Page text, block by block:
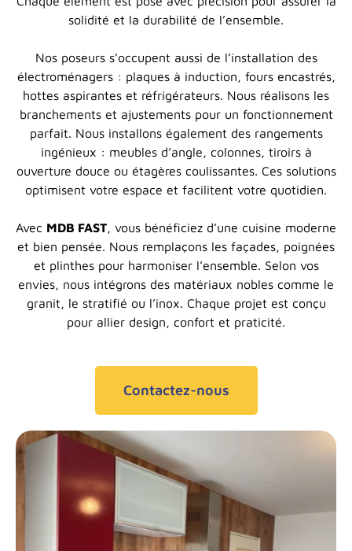
solidité et la durabilité de l’ensemble.
Nos poseurs s’occupent aussi de l’installation des
électroménagers : plaques à induction, fours encastrés,
hottes aspirantes et réfrigérateurs. Nous réalisons les
branchements et ajustements pour un fonctionnement
parfait. Nous installons également des rangements
ingénieux : meubles d’angle, colonnes, tiroirs à
ouverture douce ou étagères coulissantes. Ces solutions
optimisent votre espace et facilitent votre quotidien.
Avec MDB FAST, vous bénéficiez d’une cuisine moderne
et bien pensée. Nous remplaçons les façades, poignées
et plinthes pour harmoniser l’ensemble. Selon vos
envies, nous intégrons des matériaux nobles comme le
granit, le stratifié ou l’inox. Chaque projet est conçu
pour allier design, confort et praticité.
Contactez-nous